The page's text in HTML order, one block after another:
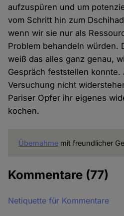
aufzuspüren und um
vom Schritt hin zum
wenn wir sie nur als
Problem behandeln würden.
weiß das alles ganz genau,
Gespräch feststellen konnte.
Versuchung nicht
Pariser Opfer ihr eigenes
kochen.
Übernahmemit freundlicher
Kommentare (77)
Netiquette für Kommentare